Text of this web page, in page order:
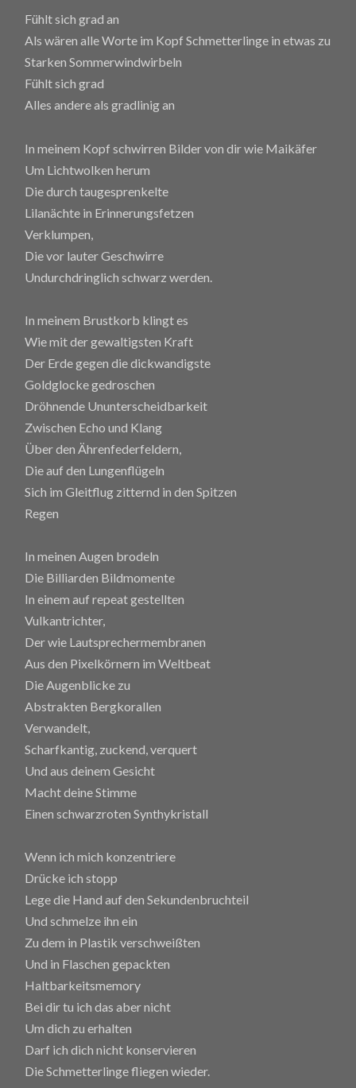
Fühlt sich grad an
Als wären alle Worte im Kopf Schmetterlinge in etwas zu
Starken Sommerwindwirbeln
Fühlt sich grad
Alles andere als gradlinig an
In meinem Kopf schwirren Bilder von dir wie Maikäfer
Um Lichtwolken herum
Die durch taugesprenkelte
Lilanächte in Erinnerungsfetzen
Verklumpen,
Die vor lauter Geschwirre
Undurchdringlich schwarz werden.
In meinem Brustkorb klingt es
Wie mit der gewaltigsten Kraft
Der Erde gegen die dickwandigste
Goldglocke gedroschen
Dröhnende Ununterscheidbarkeit
Zwischen Echo und Klang
Über den Ährenfederfeldern,
Die auf den Lungenflügeln
Sich im Gleitflug zitternd in den Spitzen
Regen
In meinen Augen brodeln
Die Billiarden Bildmomente
In einem auf repeat gestellten
Vulkantrichter,
Der wie Lautsprechermembranen
Aus den Pixelkörnern im Weltbeat
Die Augenblicke zu
Abstrakten Bergkorallen
Verwandelt,
Scharfkantig, zuckend, verquert
Und aus deinem Gesicht
Macht deine Stimme
Einen schwarzroten Synthykristall
Wenn ich mich konzentriere
Drücke ich stopp
Lege die Hand auf den Sekundenbruchteil
Und schmelze ihn ein
Zu dem in Plastik verschweißten
Und in Flaschen gepackten
Haltbarkeitsmemory
Bei dir tu ich das aber nicht
Um dich zu erhalten
Darf ich dich nicht konservieren
Die Schmetterlinge fliegen wieder.